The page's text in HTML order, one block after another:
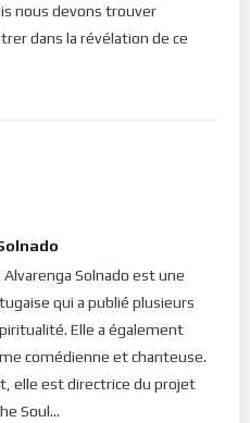
Je t’invite à écouter !
nous devons trouver
dans la révélation de ce
Alvarenga Solnado est une
qui a publié plusieurs
Elle a également
comédienne et chanteuse.
elle est directrice du projet
Soul...